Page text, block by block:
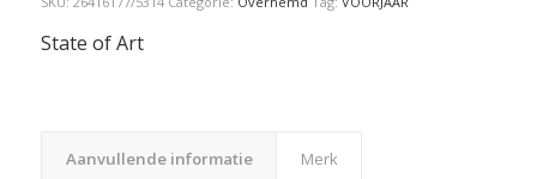
State of Art
Aanvullende informatie Merk